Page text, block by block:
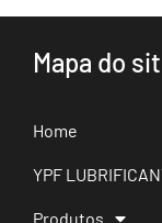
Mapa do
Home
YPF
Produtos